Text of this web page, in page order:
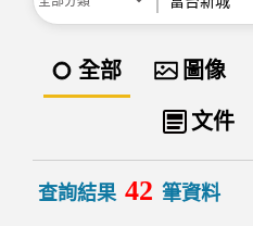
全部 圖像
文件
查詢結果 42 筆資料